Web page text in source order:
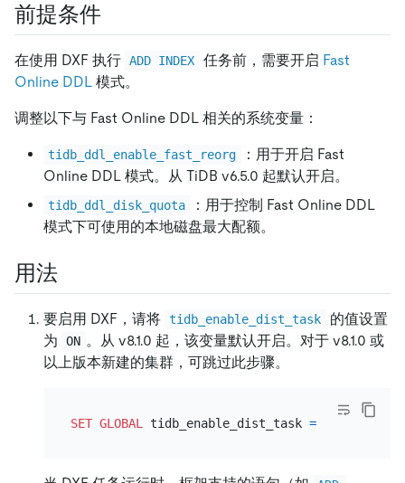
前提条件
在使用 DXF 执行 ADD INDEX 任务前，需要开启 Fast
Online DDL 模式。
调整以下与 Fast Online DDL 相关的系统变量：
tidb_ddl_enable_fast_reorg
：用于开启 Fast
Online DDL 模式。从 TiDB v6.5.0 起默认开启。
tidb_ddl_disk_quota
：用于控制 Fast Online DDL
模式下可使用的本地磁盘最大配额。
用法
要启用 DXF，请将 tidb_enable_dist_task
的值设置
为
ON 。从 v8.1.0 起，该变量默认开启。对于 v8.1.0 或
以上版本新建的集群，可跳过此步骤。
SET GLOBAL tidb_enable_dist_task =